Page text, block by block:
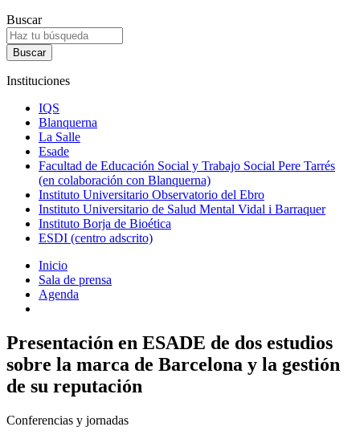
Buscar
Instituciones
IQS
Blanquerna
La Salle
Esade
Facultad de Educación Social y Trabajo Social Pere Tarrés
(en colaboración con Blanquerna)
Instituto Universitario Observatorio del Ebro
Instituto Universitario de Salud Mental Vidal i Barraquer
Instituto Borja de Bioética
ESDI (centro adscrito)
Inicio
Sala de prensa
Agenda
Presentación en ESADE de dos estudios
sobre la marca de Barcelona y la gestión
de su reputación
Conferencias y jornadas